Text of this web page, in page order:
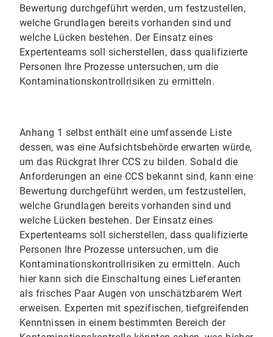
Bewertung durchgeführt werden, um festzustellen,
welche Grundlagen bereits vorhanden sind und
welche Lücken bestehen. Der Einsatz eines
Expertenteams soll sicherstellen, dass qualifizierte
Personen Ihre Prozesse untersuchen, um die
Kontaminationskontrollrisiken zu ermitteln.
Anhang 1 selbst enthält eine umfassende Liste
dessen, was eine Aufsichtsbehörde erwarten würde,
um das Rückgrat Ihrer CCS zu bilden. Sobald die
Anforderungen an eine CCS bekannt sind, kann eine
Bewertung durchgeführt werden, um festzustellen,
welche Grundlagen bereits vorhanden sind und
welche Lücken bestehen. Der Einsatz eines
Expertenteams soll sicherstellen, dass qualifizierte
Personen Ihre Prozesse untersuchen, um die
Kontaminationskontrollrisiken zu ermitteln. Auch
hier kann sich die Einschaltung eines Lieferanten
als frisches Paar Augen von unschätzbarem Wert
erweisen. Experten mit spezifischen, tiefgreifenden
Kenntnissen in einem bestimmten Bereich der